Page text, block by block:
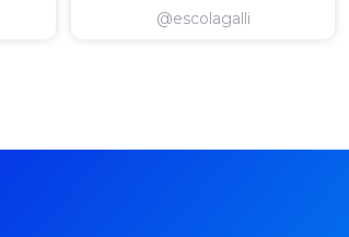
@escolagalli